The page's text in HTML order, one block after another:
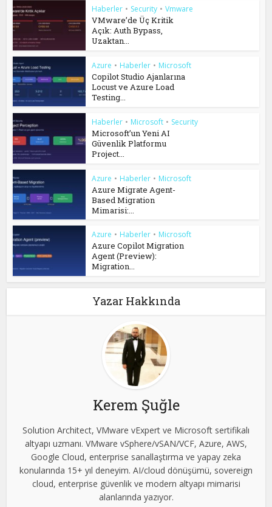
Haberler • Security • Vmware
VMware’de Üç Kritik
Açık: Auth Bypass,
Uzaktan...
Azure • Haberler • Microsoft
Copilot Studio Ajanlarına
Locust ve Azure Load
Testing...
Haberler • Microsoft • Security
Microsoft’un Yeni AI
Güvenlik Platformu
Project...
Azure • Haberler • Microsoft
Azure Migrate Agent-
Based Migration
Mimarisi:...
Azure • Haberler • Microsoft
Azure Copilot Migration
Agent (Preview):
Migration...
Yazar Hakkında
Kerem Şuğle
Solution Architect, VMware vExpert ve Microsoft sertifikalı
altyapı uzmanı. VMware vSphere/vSAN/VCF, Azure, AWS,
Google Cloud, enterprise sanallaştırma ve yapay zeka
konularında 15+ yıl deneyim. AI/cloud dönüşümü, sovereign
cloud, enterprise güvenlik ve modern altyapı mimarisi
alanlarında yazıyor.